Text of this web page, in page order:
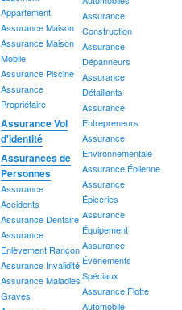
Assurance
Construction
Assurance
Dépanneurs
Assurance
Détaillants
Assurance
Entrepreneurs
Assurance
Environnementale
Assurance Éolienne
Assurance
Épiceries
Assurance
Équipement
Assurance
Évènements
Spéciaux
Assurance Flotte
Automobile
Appartement
Assurance Maison
Assurance Maison
Mobile
Assurance Piscine
Assurance
Propriétaire
Assurance Vol
d'identité
Assurances de
Personnes
Assurance
Accidents
Assurance Dentaire
Assurance
Enlèvement Rançon
Assurance Invalidité
Assurance Maladies
Graves